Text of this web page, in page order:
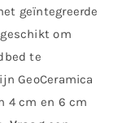
geïntegreerde
om
te
GeoCeramica
4 cm en 6 cm